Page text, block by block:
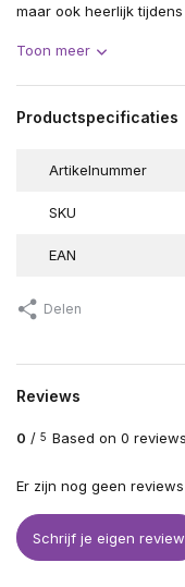
maar ook heerlijk
Toon meer
Productspecificaties
Artikelnummer
SKU
EAN
Delen
Reviews
0 / 5 Based on 0 reviews
Er zijn nog geen
Schrijf je eigen review